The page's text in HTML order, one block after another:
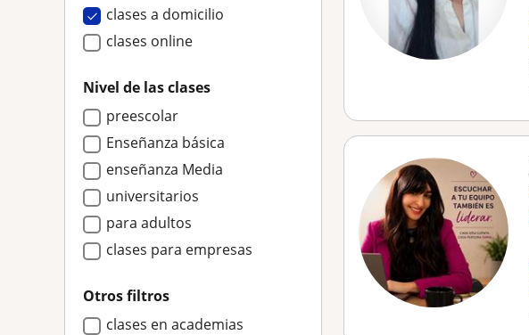
clases a domicilio
clases online
Nivel de las clases
preescolar
Enseñanza básica
enseñanza Media
universitarios
para adultos
clases para empresas
Otros filtros
clases en academias